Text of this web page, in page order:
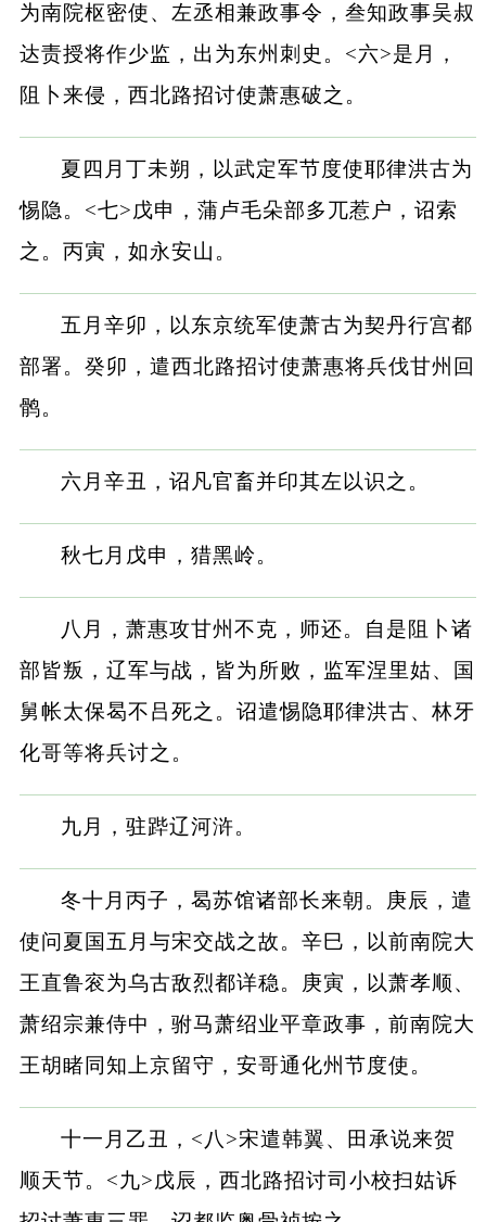
为南院枢密使、左丞相兼政事令，叁知政事吴叔
达责授将作少监，出为东州刺史。<六>是月，
阻卜来侵，西北路招讨使萧惠破之。
夏四月丁未朔，以武定军节度使耶律洪古为
惕隐。<七>戊申，蒲卢毛朵部多兀惹户，诏索
之。丙寅，如永安山。
五月辛卯，以东京统军使萧古为契丹行宫都
部署。癸卯，遣西北路招讨使萧惠将兵伐甘州回
鹘。
六月辛丑，诏凡官畜并印其左以识之。
秋七月戊申，猎黑岭。
八月，萧惠攻甘州不克，师还。自是阻卜诸
部皆叛，辽军与战，皆为所败，监军涅里姑、国
舅帐太保曷不吕死之。诏遣惕隐耶律洪古、林牙
化哥等将兵讨之。
九月，驻跸辽河浒。
冬十月丙子，曷苏馆诸部长来朝。庚辰，遣
使问夏国五月与宋交战之故。辛巳，以前南院大
王直鲁衮为乌古敌烈都详稳。庚寅，以萧孝顺、
萧绍宗兼侍中，驸马萧绍业平章政事，前南院大
王胡睹同知上京留守，安哥通化州节度使。
十一月乙丑，<八>宋遣韩翼、田承说来贺
顺天节。<九>戊辰，西北路招讨司小校扫姑诉